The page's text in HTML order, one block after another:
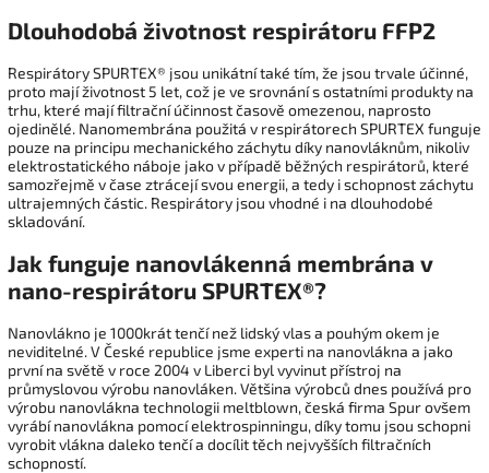
Dlouhodobá životnost respirátoru FFP2
Respirátory SPURTEX® jsou unikátní také tím, že jsou trvale účinné,
proto mají životnost 5 let, což je ve srovnání s ostatními produkty na
trhu, které mají filtrační účinnost časově omezenou, naprosto
ojedinělé. Nanomembrána použitá v respirátorech SPURTEX funguje
pouze na principu mechanického záchytu díky nanovláknům, nikoliv
elektrostatického náboje jako v případě běžných respirátorů, které
samozřejmě v čase ztrácejí svou energii, a tedy i schopnost záchytu
ultrajemných částic. Respirátory jsou vhodné i na dlouhodobé
skladování.
Jak funguje nanovlákenná membrána v
nano-respirátoru SPURTEX®?
Nanovlákno je 1000krát tenčí než lidský vlas a pouhým okem je
neviditelné. V České republice jsme experti na nanovlákna a jako
první na světě v roce 2004 v Liberci byl vyvinut přístroj na
průmyslovou výrobu nanovláken. Většina výrobců dnes používá pro
výrobu nanovlákna technologii meltblown, česká firma Spur ovšem
vyrábí nanovlákna pomocí elektrospinningu, díky tomu jsou schopni
vyrobit vlákna daleko tenčí a docílit těch nejvyšších filtračních
schopností.